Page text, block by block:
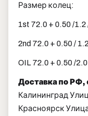
Размер колец:
1st 72.0 + 0.50 /1.2
2nd 72.0 + 0.50 /
OIL 72.0 + 0.50 /
Доставка по РФ,
Калининград
Красноярск